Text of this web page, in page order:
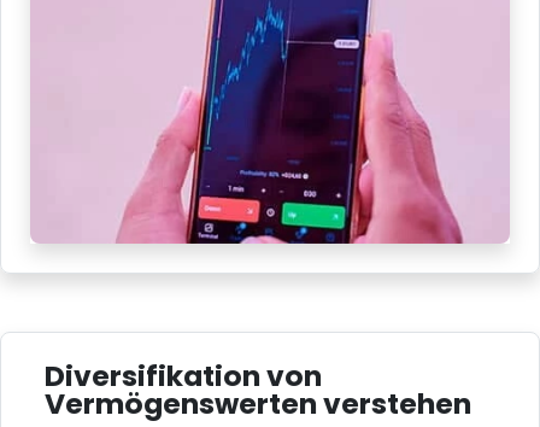
Diversifikation von
Vermögenswerten verstehen